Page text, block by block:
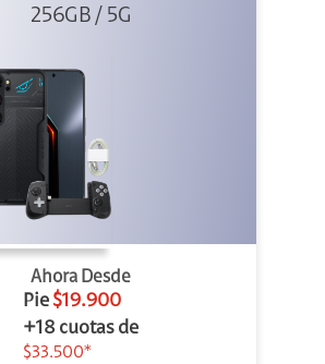
Negro + GPAD +
256GB / 5G
Ahora Desde
Pie $19.900
+18 cuotas de
$33.500*